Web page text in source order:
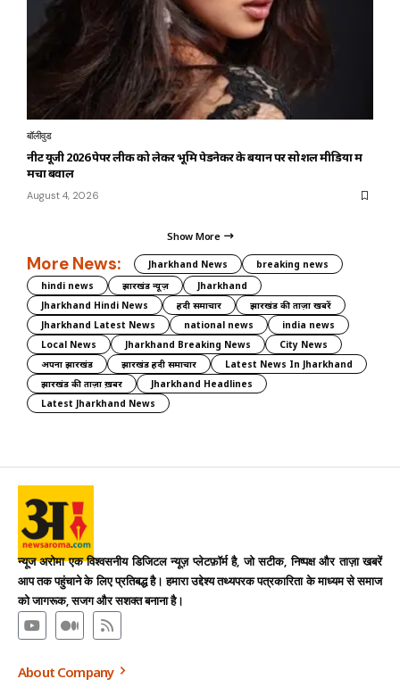
बॉलीवुड
नीट यूजी 2026 पेपर लीक को लेकर भूमि पेडनेकर के बयान पर सोशल मीडिया में
मचा बवाल
August 4, 2026
Show More
More News: Jharkhand News
breaking news
hindi news
झारखंड न्यूज़
Jharkhand
Jharkhand Hindi News
हिंदी समाचार
झारखंड की ताज़ा खबरें
Jharkhand Latest News
national news
india news
Local News
Jharkhand Breaking News
City News
अपना झारखंड
झारखंड हिंदी समाचार
Latest News In Jharkhand
झारखंड की ताज़ा ख़बर
Jharkhand Headlines
Latest Jharkhand News
न्यूज अरोमा एक विश्वसनीय डिजिटल न्यूज़ प्लेटफ़ॉर्म है, जो सटीक, निष्पक्ष और ताज़ा खबरें
आप तक पहुंचाने के लिए प्रतिबद्ध है। हमारा उद्देश्य तथ्यपरक पत्रकारिता के माध्यम से समाज
को जागरूक, सजग और सशक्त बनाना है।
About Company